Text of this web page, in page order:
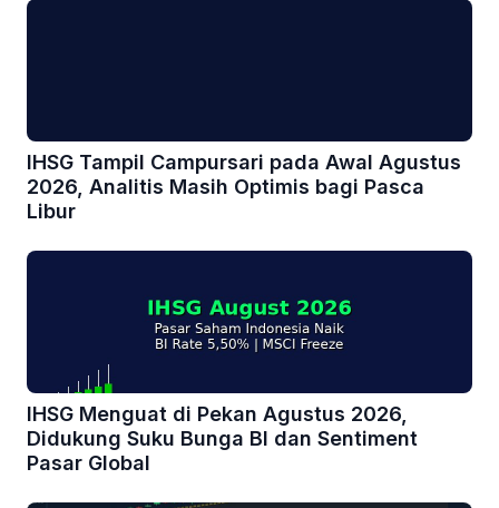
IHSG Tampil Campursari pada Awal Agustus
2026, Analitis Masih Optimis bagi Pasca
Libur
IHSG Menguat di Pekan Agustus 2026,
Didukung Suku Bunga BI dan Sentiment
Pasar Global